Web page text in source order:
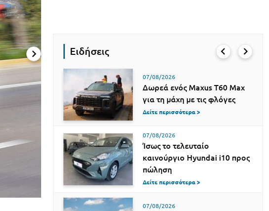
Ειδήσεις
07/08/2026
Δωρεά ενός Maxus T60 Max
για τη μάχη με τις φλόγες
Δείτε περισσότερα >
07/08/2026
Ίσως το τελευταίο
καινούργιο Hyundai i10 προς
πώληση
Δείτε περισσότερα >
07/08/2026